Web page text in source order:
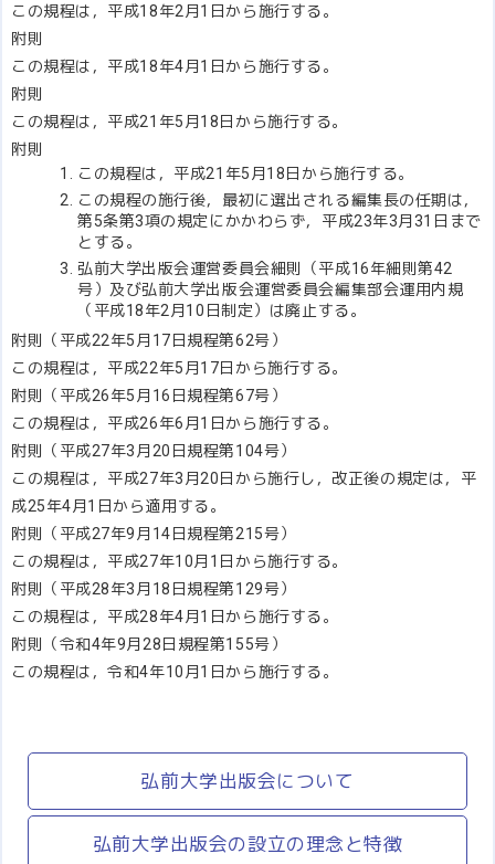
この規程は，平成18年2月1日から施行する。
附則
この規程は，平成18年4月1日から施行する。
附則
この規程は，平成21年5月18日から施行する。
附則
この規程は，平成21年5月18日から施行する。
この規程の施行後，最初に選出される編集長の任期は，
第5条第3項の規定にかかわらず，平成23年3月31日まで
とする。
弘前大学出版会運営委員会細則（平成16年細則第42
号）及び弘前大学出版会運営委員会編集部会運用内規
（平成18年2月10日制定）は廃止する。
附則（平成22年5月17日規程第62号）
この規程は，平成22年5月17日から施行する。
附則（平成26年5月16日規程第67号）
この規程は，平成26年6月1日から施行する。
附則（平成27年3月20日規程第104号）
この規程は，平成27年3月20日から施行し，改正後の規定は，平
成25年4月1日から適用する。
附則（平成27年9月14日規程第215号）
この規程は，平成27年10月1日から施行する。
附則（平成28年3月18日規程第129号）
この規程は，平成28年4月1日から施行する。
附則（令和4年9月28日規程第155号）
この規程は，令和4年10月1日から施行する。
弘前大学出版会について
弘前大学出版会の設立の理念と特徴